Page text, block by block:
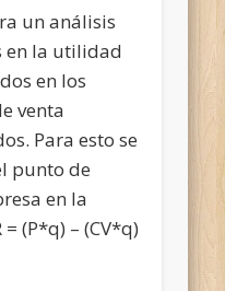
un análisis
en la utilidad
en los
venta
Para esto se
punto de
en la
(P*q) – (CV*q)